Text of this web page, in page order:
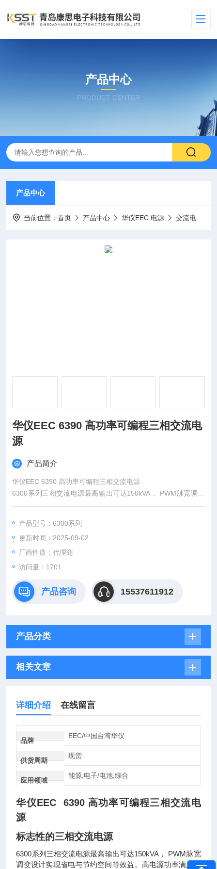
产品中心
PRODUCT CENTER
产品中心
当前位置：首页 产品中心 华仪EEC 电源 交流电源
华仪EEC 6390 高功率可编程三相交流电
源
产品简介
华仪EEC 6390 高功率可编程三相交流电源
6300系列三相交流电源最高输出可达150kVA， PWM脉宽调变
设计实现省电与节约空间等效益。高电源功率满足工业马达，空
符合航空、军事的法规与测试需求。
产品型号：6300系列
更新时间：2025-09-02
厂商性质：代理商
访问量：1701
产品咨询 15537611912
产品分类
相关文章
详细介绍 在线留言
品牌
EEC/中国台湾华仪
供货周期
现货
应用领域
能源,电子/电池,综合
华仪EEC 6390 高功率可编程三相交流电
源
标志性的三相交流电源
6300系列三相交流电源最高输出可达150kVA， PWM脉宽
调变设计实现省电与节约空间等效益。高电源功率满足工